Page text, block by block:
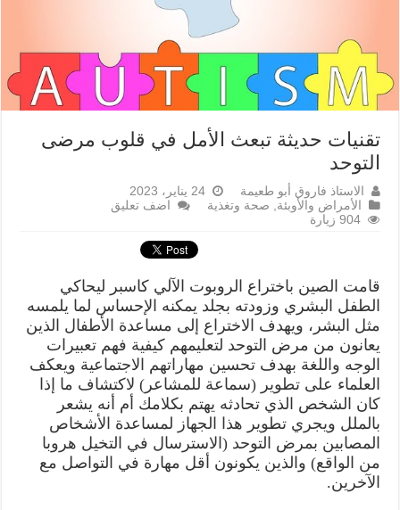
تقنيات حديثة تبعث الأمل في قلوب مرضى
التوحد
الاستاذ فاروق أبو طعيمة
24 يناير، 2023
الأمراض والأوبئة, صحة وتغذية
اضف تعليق
904 زيارة
قامت الصين باختراع الروبوت الآلي كاسبر ليحاكي
الطفل البشري وزودته بجلد يمكنه الإحساس لما يلمسه
مثل البشر، ويهدف الاختراع إلى مساعدة الأطفال الذين
يعانون من مرض التوحد لتعليمهم كيفية فهم تعبيرات
الوجه واللغة بهدف تحسين مهاراتهم الاجتماعية ويعكف
العلماء على تطوير (سماعة للمشاعر) لاكتشاف ما إذا
كان الشخص الذي تحادثه يهتم بكلامك أم أنه يشعر
بالملل ويجري تطوير هذا الجهاز لمساعدة الأشخاص
المصابين بمرض التوحد (الاسترسال في التخيل هروبا
من الواقع) والذين يكونون أقل مهارة في التواصل مع
الآخرين.